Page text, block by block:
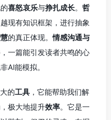
喜怒哀乐与挣扎成长。 哲
现有知识框架，进行抽象
的真正体现。情感沟通与
一篇能引发读者共鸣的心
AI能模拟。
的工具 ，它能帮助我们解
极大地提升效率。它是一